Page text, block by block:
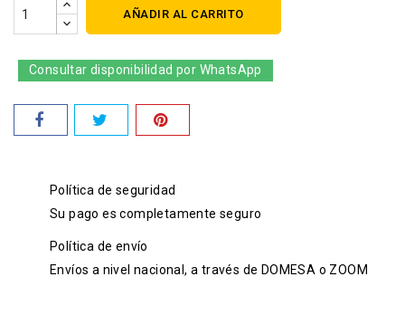
AÑADIR AL CARRITO
Consultar disponibilidad por WhatsApp
Política de seguridad
Su pago es completamente seguro
Política de envío
Envíos a nivel nacional, a través de DOMESA o ZOOM